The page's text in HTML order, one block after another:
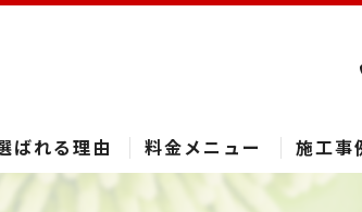
ばれる理由 料金メニュー 施工事